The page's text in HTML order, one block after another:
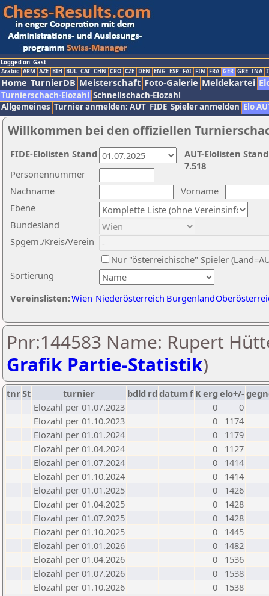
Logged on: Gast
Arabic ARM AZE BIH BUL CAT CHN CRO CZE DEN ENG ESP FAI FIN FRA GER GRE INA
Home TurnierDB Meisterschaft Foto-Galerie Meldekartei
Turnierschach-Elozahl Schnellschach-Elozahl
Allgemeines Turnier anmelden: AUT FIDE Spieler anmelden Elo
Willkommen bei den offiziellen
Nachname
Vorname
Ebene
Sortierung
Personennummer
Bundesland
Spgem./Kreis/Verein
Nur "österreichische" Spieler
Vereinslisten:Wien Niederösterreich Burgenland
AUT-Elolisten
7.518
FIDE-Elolisten Stand
Pnr:144583 Name: Rupert
Grafik Partie-Statistik)
tnrSt turnier bdld rd datumf Kerg elo+/-
Elozahl per 01.07.2023
0
0
Elozahl per 01.10.2023
0
1174
Elozahl per 01.01.2024
0
1179
Elozahl per 01.04.2024
0
1127
Elozahl per 01.07.2024
0
1414
Elozahl per 01.10.2024
0
1414
Elozahl per 01.01.2025
0
1426
Elozahl per 01.04.2025
0
1428
Elozahl per 01.07.2025
0
1428
Elozahl per 01.10.2025
0
1445
Elozahl per 01.01.2026
0
1482
Elozahl per 01.04.2026
0
1536
Elozahl per 01.07.2026
0
1538
Elozahl per 01.10.2026
0 1538